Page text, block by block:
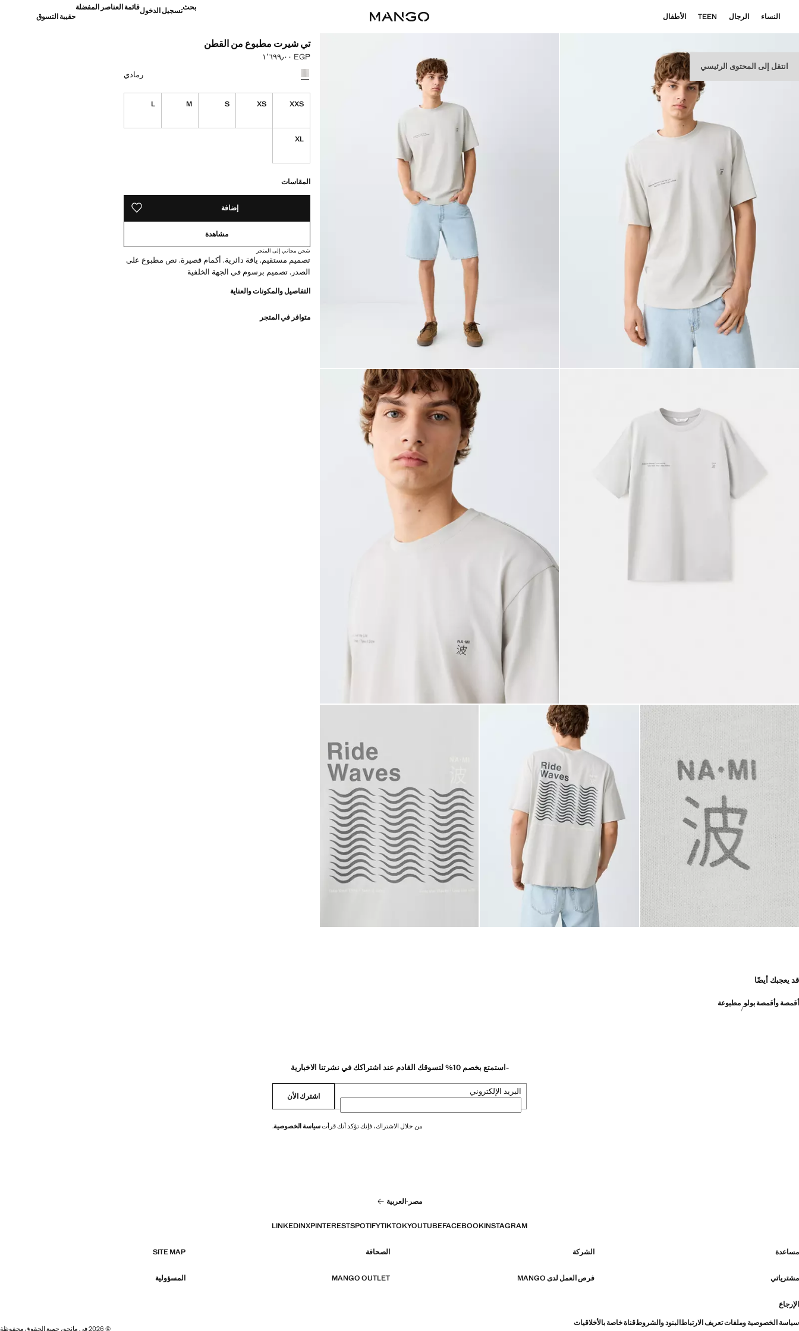
انتقل إلى المحتوى الرئيسي
النساء الرجال TEEN الأطفال
بحثتسجيل الدخولقائمة العناصر المفضلة
حقيبة التسوق
تي شيرت مطبوع من القطن
السعر الحالي [EGP ١٬٦٩٩٫٠٠ ]
EGP ١٬٦٩٩٫٠٠
حدد اللون
رمادي
XXS
XS
S
M
L
XL
المقاسات
إضافة حفظه في قائمة منتجاتك المفضلة
مشاهدة
شحن مجاني إلى المتجر
تصميم مستقيم. ياقة دائرية. أكمام قصيرة. نص مطبوع على
الصدر. تصميم برسوم في الجهة الخلفية
التفاصيل والمكونات والعناية
متوافر في المتجر
قد يعجبك أيضًا
أقمصة وأقمصة بولو مطبوعة
-استمتع بخصم 10% لتسوقك القادم عند اشتراكك في نشرتنا الاخبارية
البريد الإلكتروني اشترك الأن
من خلال الاشتراك، فإنك تؤكد أنك قرأتسياسة الخصوصية.
مصر·العربية
INSTAGRAM
FACEBOOK
YOUTUBE
TIKTOK
SPOTIFY
PINTEREST
X
LINKEDIN
مساعدة الشركة الصحافة SITE MAP
مشترياتي فرص العمل لدى MANGO MANGO OUTLET المسؤولية
الإرجاع
سياسة الخصوصية وملفات تعريف الارتباطالبنود والشروطقناة خاصة بالأخلاقيات
© 2026 في مانجو، جميع الحقوق محفوظة